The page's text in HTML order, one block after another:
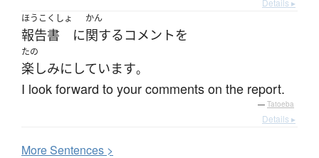
Details ▸
ほうこくしょ
報告書 に
かん
関するコメント を
たの
楽しみにしています。
I look forward to your comments on the report.
— Tatoeba
Details ▸
MoreSentences >